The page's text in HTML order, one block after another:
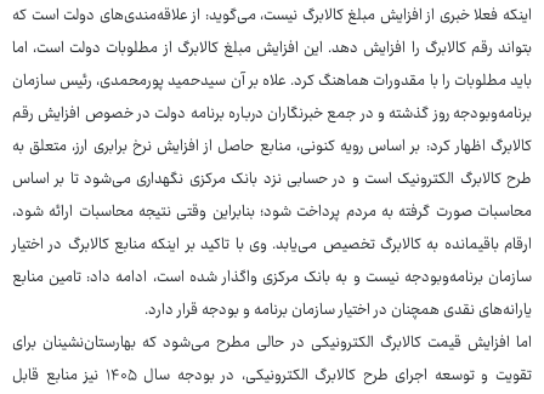
اینکه فعلا خبری از افزایش مبلغ کالابرگ نیست، می‌گوید: از علاقه‌مندی‌های دولت است که
بتواند رقم کالابرگ را افزایش دهد. این افزایش مبلغ کالابرگ از مطلوبات دولت است، اما
باید مطلوبات را با مقدورات هماهنگ کرد. علاه بر آن سیدحمید پورمحمدی، رئیس سازمان
برنامه‌وبودجه روز گذشته و در جمع خبرنگاران درباره برنامه دولت در خصوص افزایش رقم
کالابرگ اظهار کرد: بر اساس رویه کنونی، منابع حاصل از افزایش نرخ برابری ارز، متعلق به
طرح کالابرگ الکترونیک است و در حسابی نزد بانک مرکزی نگهداری می‌شود تا بر اساس
محاسبات صورت گرفته به مردم پرداخت شود؛ بنابراین وقتی نتیجه محاسبات ارائه شود،
ارقام باقیمانده به کالابرگ تخصیص می‌یابد. وی با تاکید بر اینکه منابع کالابرگ در اختیار
سازمان برنامه‌وبودجه نیست و به بانک مرکزی واگذار شده است، ادامه داد: تامین منابع
یارانه‌های نقدی همچنان در اختیار سازمان برنامه و بودجه قرار دارد.
اما افزایش قیمت کالابرگ الکترونیکی در حالی مطرح می‌شود که بهارستان‌نشینان برای
تقویت و توسعه اجرای طرح کالابرگ الکترونیکی، در بودجه سال ۱۴۰۵ نیز منابع قابل